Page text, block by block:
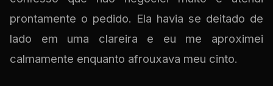
prontamente o pedido. Ela havia se deitado de
lado em uma clareira e eu me aproximei
calmamente enquanto afrouxava meu cinto.